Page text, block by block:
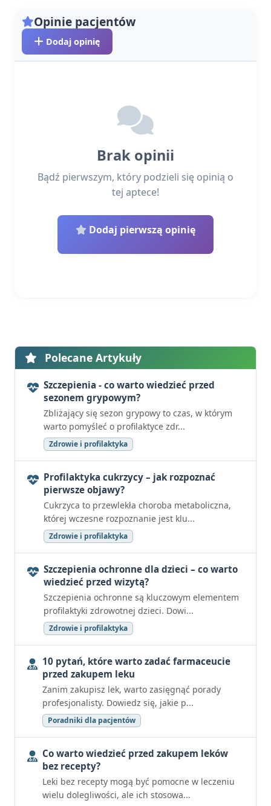
Opinie pacjentów
Dodaj opinię
Brak opinii
Bądź pierwszym, który podzieli się opinią o
tej aptece!
Dodaj pierwszą opinię
Polecane Artykuły
Szczepienia - co warto wiedzieć przed
sezonem grypowym?
Zbliżający się sezon grypowy to czas, w którym
warto pomyśleć o profilaktyce zdr...
Zdrowie i profilaktyka
Profilaktyka cukrzycy – jak rozpoznać
pierwsze objawy?
Cukrzyca to przewlekła choroba metaboliczna,
której wczesne rozpoznanie jest klu...
Zdrowie i profilaktyka
Szczepienia ochronne dla dzieci – co warto
wiedzieć przed wizytą?
Szczepienia ochronne są kluczowym elementem
profilaktyki zdrowotnej dzieci. Dowi...
Zdrowie i profilaktyka
10 pytań, które warto zadać farmaceucie
przed zakupem leku
Zanim zakupisz lek, warto zasięgnąć porady
profesjonalisty. Dowiedz się, jakie p...
Poradniki dla pacjentów
Co warto wiedzieć przed zakupem leków
bez recepty?
Leki bez recepty mogą być pomocne w leczeniu
wielu dolegliwości, ale ich stosowa...